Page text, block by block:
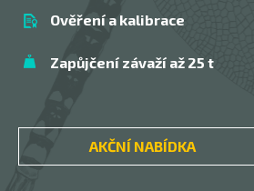
Ověření a kalibrace
Zapůjčení závaží až 25 t
AKČNÍ NABÍDKA